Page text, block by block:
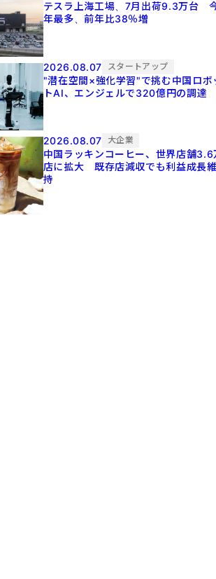
テスラ上海工場、7月出荷9.3万台
年最多、前年比38％増
2026.08.07 スタートアップ
"潜在空間×強化学習"で挑む中国ロボ
トAI、エンジェルで320億円の調達
2026.08.07 大企業
中国ラッキンコーヒー、世界店舗3.6
店に拡大 既存店減収でも利益成長
持